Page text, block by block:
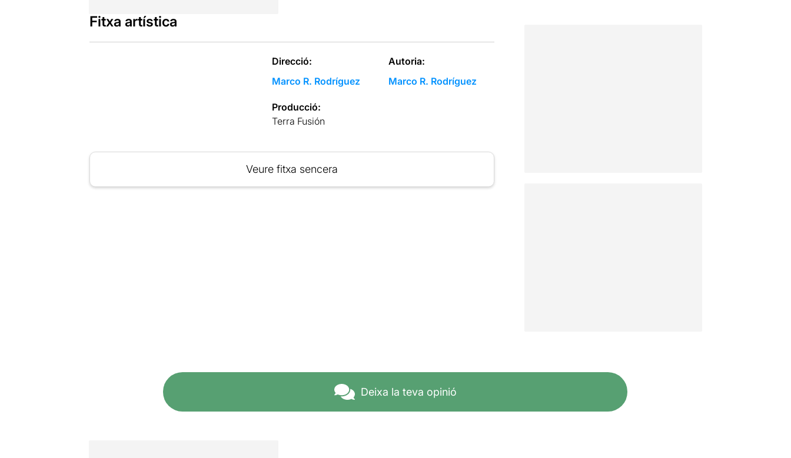
Fitxa artística
Direcció:
Marco R. Rodríguez
Autoria:
Marco R. Rodríguez
Producció:
Terra Fusión
Veure fitxa sencera
Deixa la teva opinió